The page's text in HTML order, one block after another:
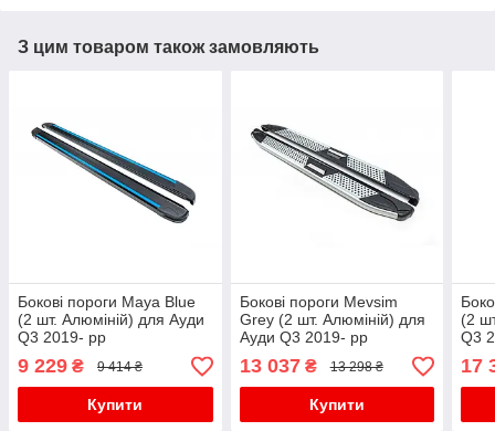
З цим товаром також замовляють
Бокові пороги Maya Blue
(2 шт. Алюміній) для Ауди
Q3 2019- рр
9 229 ₴ 9 414 ₴
Купити
Бокові пороги Mevsim
Grey (2 шт. Алюміній) для
Ауди Q3 2019- рр
13 037₴ 13 298 ₴
Купити
(2
Q3
17